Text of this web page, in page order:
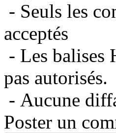
- Seuls les
acceptés
- Les balises
pas autorisés.
- Aucune
Poster un